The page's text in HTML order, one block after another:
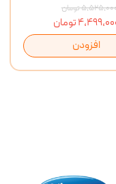
تومان
تومان
افزودن